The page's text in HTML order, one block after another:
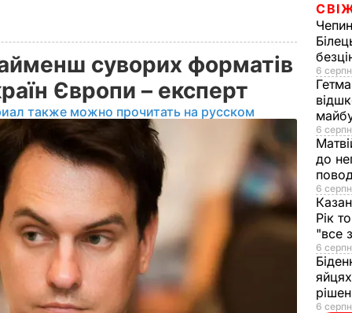
суворих форматів
Європи – експерт
также можно прочитать на русском
6
6
до
6
Рік
"все
6
6